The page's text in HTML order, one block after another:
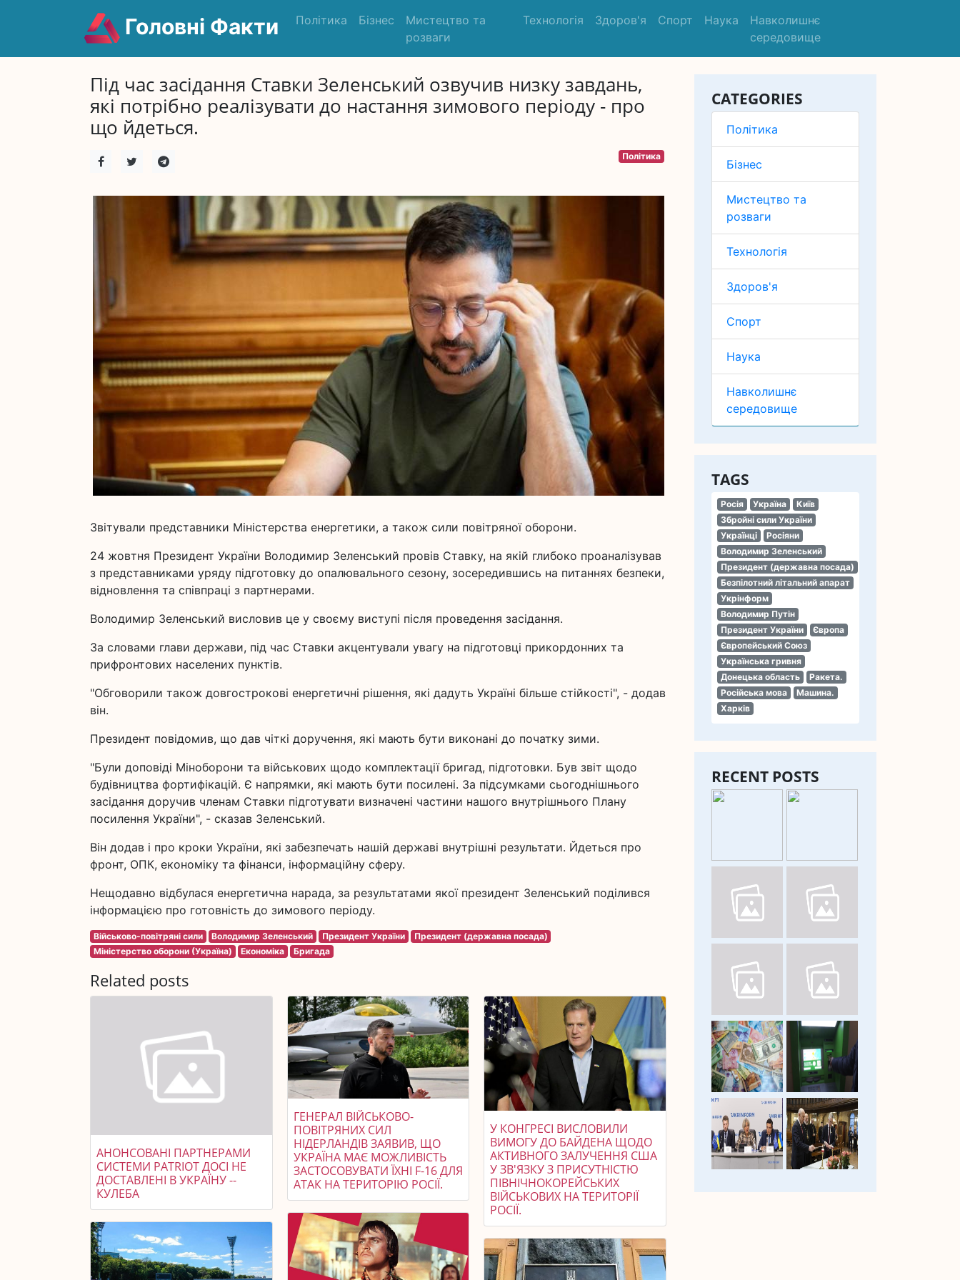
Головні Факти Політика Бізнес
Мистецтво та
розваги
Технологія Здоров'я Спорт Наука
Навколишнє
середовище
CATEGORIES
Політика
Бізнес
Мистецтво та
розваги
Технологія
Здоров'я
Спорт
Наука
Навколишнє
середовище
TAGS
Росія Україна
Київ
Збройні сили України
Українці
Росіяни
Володимир Зеленський
Президент (державна посада)
Безпілотний літальний апарат
Укрінформ
Володимир Путін
Президент України
Європа
Європейський Союз
Українська гривня
Донецька область
Ракета.
Російська мова
Машина.
Харків
RECENT POSTS
Під час засідання Ставки Зеленський озвучив низку завдань,
які потрібно реалізувати до настання зимового періоду - про
що йдеться.
Політика
Звітували представники Міністерства енергетики, а також сили повітряної оборони.
24 жовтня Президент України Володимир Зеленський провів Ставку, на якій глибоко проаналізував
з представниками уряду підготовку до опалювального сезону, зосередившись на питаннях безпеки,
відновлення та співпраці з партнерами.
Володимир Зеленський висловив це у своєму виступі після проведення засідання.
За словами глави держави, під час Ставки акцентували увагу на підготовці прикордонних та
прифронтових населених пунктів.
"Обговорили також довгострокові енергетичні рішення, які дадуть Україні більше стійкості", - додав
він.
Президент повідомив, що дав чіткі доручення, які мають бути виконані до початку зими.
"Були доповіді Міноборони та військових щодо комплектації бригад, підготовки. Був звіт щодо
будівництва фортифікацій. Є напрямки, які мають бути посилені. За підсумками сьогоднішнього
засідання доручив членам Ставки підготувати визначені частини нашого внутрішнього Плану
посилення України", - сказав Зеленський.
Він додав і про кроки України, які забезпечать нашій державі внутрішні результати. Йдеться про
фронт, ОПК, економіку та фінанси, інформаційну сферу.
Нещодавно відбулася енергетична нарада, за результатами якої президент Зеленський поділився
інформацією про готовність до зимового періоду.
Військово-повітряні сили Володимир Зеленський Президент України
Президент (державна посада)
Міністерство оборони (Україна)
Економіка Бригада
Related posts
АНОНСОВАНІ ПАРТНЕРАМИ
СИСТЕМИ PATRIOT ДОСІ НЕ
ДОСТАВЛЕНІ В УКРАЇНУ --
КУЛЕБА
ГЕНЕРАЛ ВІЙСЬКОВО-
ПОВІТРЯНИХ СИЛ
НІДЕРЛАНДІВ ЗАЯВИВ, ЩО
УКРАЇНА МАЄ МОЖЛИВІСТЬ
ЗАСТОСОВУВАТИ ЇХНІ F-16 ДЛЯ
АТАК НА ТЕРИТОРІЮ РОСІЇ.
У КОНГРЕСІ ВИСЛОВИЛИ
ВИМОГУ ДО БАЙДЕНА ЩОДО
АКТИВНОГО ЗАЛУЧЕННЯ США
У ЗВ'ЯЗКУ З ПРИСУТНІСТЮ
ПІВНІЧНОКОРЕЙСЬКИХ
ВІЙСЬКОВИХ НА ТЕРИТОРІЇ
РОСІЇ.